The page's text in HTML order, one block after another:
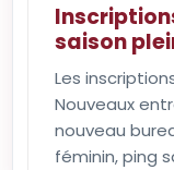
saison
Les
Nouveaux
nouveau
féminin, ping